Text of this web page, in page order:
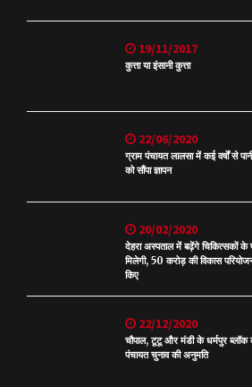
19/11/2017
कुत्ता या इंसानी कुत्ता
22/06/2020
ग्राम पंचायत लालसा में कई वर्षों से
को सौंपा ज्ञापन
20/02/2020
देहरा अस्पताल में बढ़ेंगे चिकित्सकों
मिलेगी, 50 करोड़ की विकास
किए
22/12/2020
चौपाल, टूटू और मंडी के धर्मपुर
पंचायत चुनाव की अनुमति